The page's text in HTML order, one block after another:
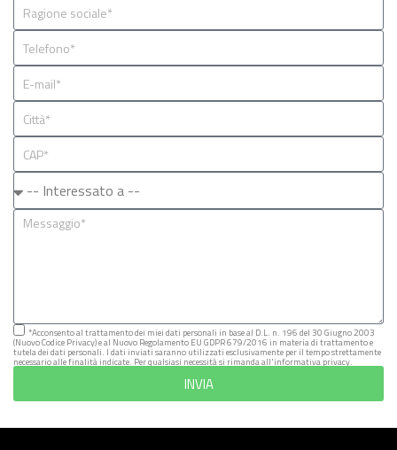
*Acconsento al trattamento dei miei dati personali in base al D.L. n. 196 del 30 Giugno 2003
(Nuovo Codice Privacy) e al Nuovo Regolamento EU GDPR 679/2016 in materia di trattamento e
tutela dei dati personali. I dati inviati saranno utilizzati esclusivamente per il tempo strettamente
necessario alle finalità indicate. Per qualsiasi necessità si rimanda all'informativa privacy.
INVIA